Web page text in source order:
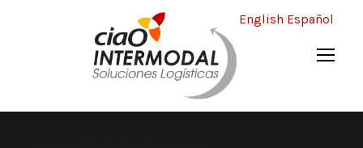
English Español